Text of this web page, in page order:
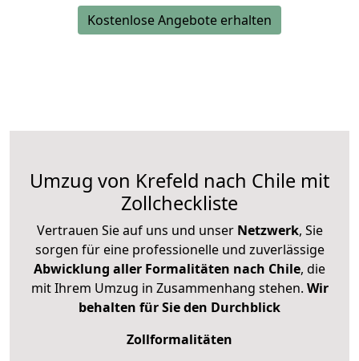
Kostenlose Angebote erhalten
Umzug von Krefeld nach Chile mit
Zollcheckliste
Vertrauen Sie auf uns und unser Netzwerk, Sie
sorgen für eine professionelle und zuverlässige
Abwicklung aller Formalitäten nach Chile, die
mit Ihrem Umzug in Zusammenhang stehen. Wir
behalten für Sie den Durchblick
Zollformalitäten